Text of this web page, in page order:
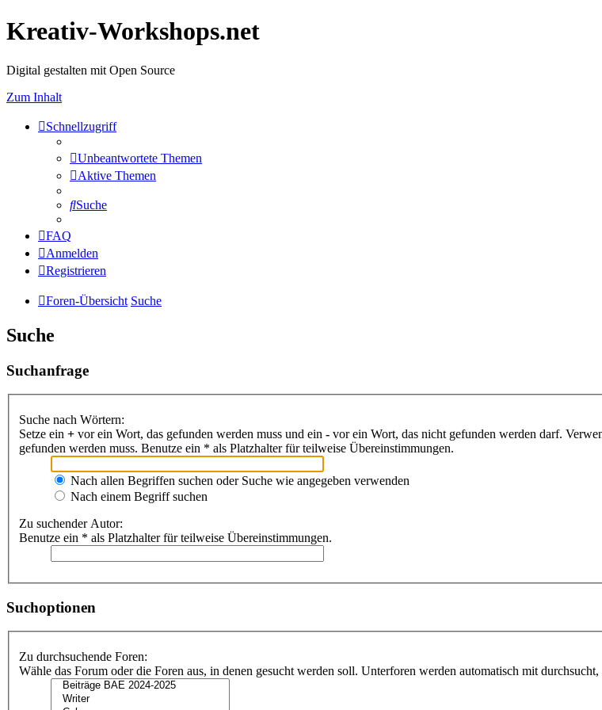
Kreativ-Workshops.net
Digital gestalten mit Open Source
Zum Inhalt
Schnellzugriff
Unbeantwortete Themen
Aktive Themen
Suche
FAQ
Anmelden
Registrieren
Foren-Übersicht Suche
Suche
Suchanfrage
Suche nach Wörtern:
Setze ein + vor ein Wort, das gefunden werden muss und ein - vor ein Wort, das nicht gefunden werden darf.
gefunden werden muss. Benutze ein * als Platzhalter für teilweise Übereinstimmungen.
Nach allen Begriffen suchen oder Suche wie angegeben verwenden
Nach einem Begriff suchen
Zu suchender Autor:
Benutze ein * als Platzhalter für teilweise Übereinstimmungen.
Suchoptionen
Zu durchsuchende Foren:
Wähle das Forum oder die Foren aus, in denen gesucht werden soll. Unterforen werden automatisch mit